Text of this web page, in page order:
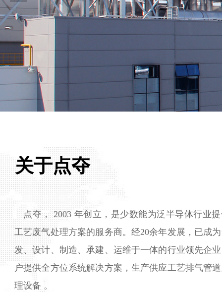
关于点夺
点夺， 2003 年创立，是少数能为泛半导体行业
工艺废气处理方案的服务商。经20余年发展，已成
发、设计、制造、承建、运维于一体的行业领先企
户提供全方位系统解决方案，生产供应工艺排气管
理设备 。